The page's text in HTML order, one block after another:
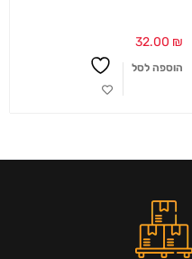
32.00 ₪
הוספה לסל